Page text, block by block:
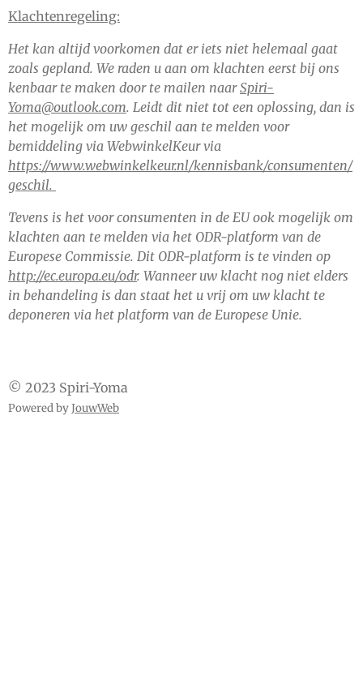
Klachtenregeling:
Het kan altijd voorkomen dat er iets niet helemaal gaat
zoals gepland. We raden u aan om klachten eerst bij ons
kenbaar te maken door te mailen naarSpiri-
Yoma@outlook.com. Leidt dit niet tot een oplossing, dan is
het mogelijk om uw geschil aan te melden voor
bemiddeling via WebwinkelKeur via
https://www.webwinkelkeur.nl/kennisbank/consumenten/
geschil.
Tevens is het voor consumenten in de EU ook mogelijk om
klachten aan te melden via het ODR-platform van de
Europese Commissie. Dit ODR-platform is te vinden op
http://ec.europa.eu/odr. Wanneer uw klacht nog niet elders
in behandeling is dan staat het u vrij om uw klacht te
deponeren via het platform van de Europese Unie.
© 2023 Spiri-Yoma
Powered byJouwWeb